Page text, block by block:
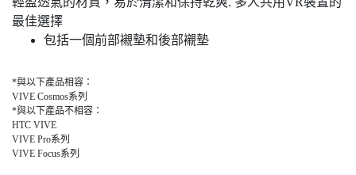
最佳選擇
包括一個前部襯墊和後部襯墊
*與以下產品相容：
VIVE Cosmos系列
*與以下產品不相容：
HTC VIVE
VIVE Pro系列
VIVE Focus系列